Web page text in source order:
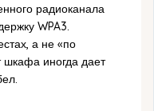
радиоканала
WPA3.
а не «по
шкафа иногда дает